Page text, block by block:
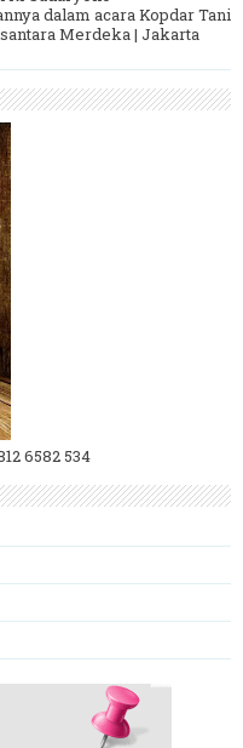
dalam acara Kopdar Tani
Merdeka | Jakarta
6582 534